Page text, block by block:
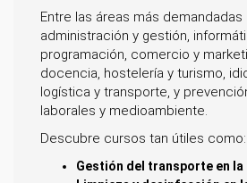
Entre las áreas más demandadas
administración y gestión,
programación, comercio y
docencia, hostelería y turismo,
logística y transporte, y
laborales y medioambiente.
Descubre cursos tan útiles como:
Gestión del transporte en la